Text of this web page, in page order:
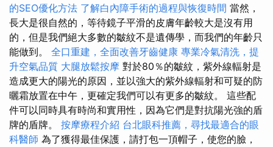
的SEO優化方法 了解白內障手術的過程與恢復時間 當然，
長大是很自然的，等待鏡子平滑的皮膚年齡較大是沒有用
的，但是我們絕大多數的皺紋不是遺傳學，而我們的年齡只
能做到。 全口重建，全面改善牙齒健康 專業冷氣清洗，提
升空氣品質 大腿放鬆按摩 對於80％的皺紋，紫外線輻射是
造成更大的陽光的原因，並以強大的紫外線輻射和可疑的防
曬霜放置在中午，更確定我們可以有更多的皺紋。 這些配
件可以同時具有時尚和實用性，因為它們是對抗陽光強的盾
牌的盾牌。 按摩療程介紹 台北眼科推薦，尋找最適合的眼
科醫師 為了獲得最佳保護，請打包一頂帽子，使您的臉，